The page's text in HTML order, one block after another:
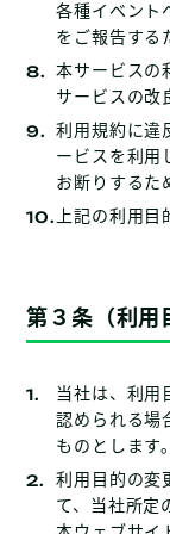
各種イベント
をご報告する
本サービスの
サービスの改
利用規約に違
ービスを利用
お断りするた
上記の利用
第３条（利用
当社は、利用
認められる場
ものとします。
利用目的の変
て、当社所定